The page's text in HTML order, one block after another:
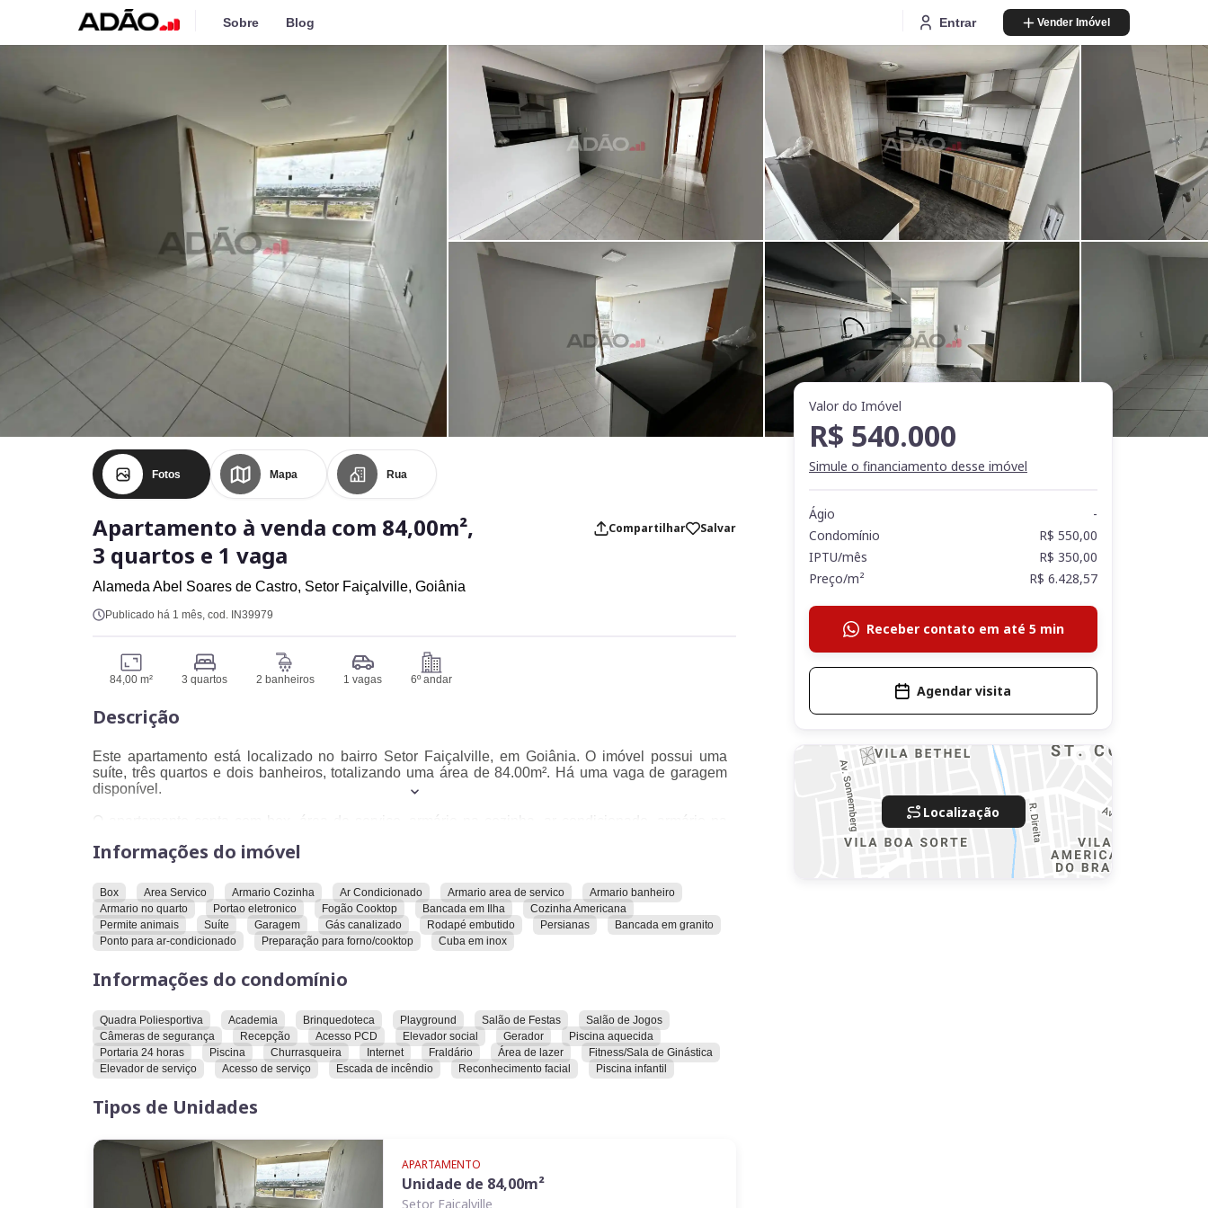
Sobre Blog Entrar Vender Imóvel
Fotos Mapa Rua
Apartamento à venda com 84,00m²,
3 quartos e 1 vaga
Compartilhar Salvar
Alameda Abel Soares de Castro, Setor Faiçalville, Goiânia
Publicado há 1 mês, cod. IN39979
84,00 m² 3 quartos 2 banheiros 1 vagas 6º andar
Descrição
Este apartamento está localizado no bairro Setor Faiçalville, em Goiânia. O imóvel possui uma
suíte, três quartos e dois banheiros, totalizando uma área de 84.00m². Há uma vaga de garagem
disponível.
O apartamento conta com box, área de serviço, armário na cozinha, ar condicionado, armário na
em ilha, cozinha americana, permite animais, suíte, garagem, gás canalizado, rodapé embutido,
em inox.
O condomínio oferece quadra poliesportiva, academia, brinquedoteca, playground, salão de festas,
salão de jogos, câmeras de segurança, recepção, acesso para pessoas com deficiência, elevador
social, gerador, piscina aquecida, portaria 24 horas, piscina, churrasqueira, internet, fraldário, área
reconhecimento facial e piscina infantil.
Convidamos você a conhecer este imóvel e explorar todas as suas características e comodidades.
Informações do imóvel
Box Area Servico Armario Cozinha Ar Condicionado Armario area de servico
Armario banheiro
Armario no quarto
Portao eletronico Fogão Cooktop Bancada em Ilha
Cozinha Americana
Permite animais
Suíte Garagem Gás canalizado Rodapé embutido Persianas
Bancada em granito
Ponto para ar-condicionado
Preparação para forno/cooktop Cuba em inox
Informações do condomínio
Quadra Poliesportiva Academia Brinquedoteca Playground Salão de Festas
Salão de Jogos
Câmeras de segurança
Recepção Acesso PCD Elevador social Gerador
Piscina aquecida
Portaria 24 horas
Piscina Churrasqueira Internet Fraldário Área de lazer
Fitness/Sala de Ginástica
Elevador de serviço
Acesso de serviço Escada de incêndio Reconhecimento facial Piscina infantil
Tipos de Unidades
APARTAMENTO
Unidade de 84,00m²
Setor Faiçalville
Valor do Imóvel
R$ 540.000
Simule o financiamento desse imóvel
Ágio
-
Condomínio
R$ 550,00
IPTU/mês
R$ 350,00
Preço/m²
R$ 6.428,57
Receber contato em até 5 min
Agendar visita
Localização